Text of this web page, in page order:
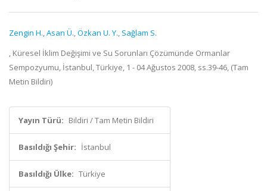
Zengin H.,Asan Ü.,Özkan U. Y., Sağlam S.
, Küresel İklim Değişimi ve Su Sorunları Çözümünde Ormanlar
Sempozyumu, İstanbul, Türkiye, 1 - 04 Ağustos 2008, ss.39-46, (Tam
Metin Bildiri)
Yayın Türü: Bildiri / Tam Metin Bildiri
Basıldığı Şehir: İstanbul
Basıldığı Ülke: Türkiye